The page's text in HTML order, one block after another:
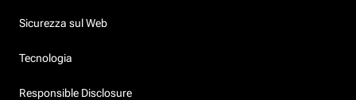
Sicurezza sul Web
Tecnologia
Responsible Disclosure